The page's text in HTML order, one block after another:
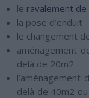
le ravalement de
la pose d’enduit
le changement
aménagement
delà de 20m2
l’aménagement
delà de 40m2